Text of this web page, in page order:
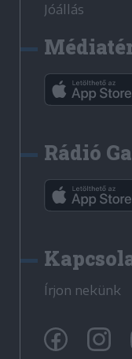
Jóállás
Rádió
Írjon nekünk